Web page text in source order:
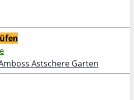
Astschere Garten